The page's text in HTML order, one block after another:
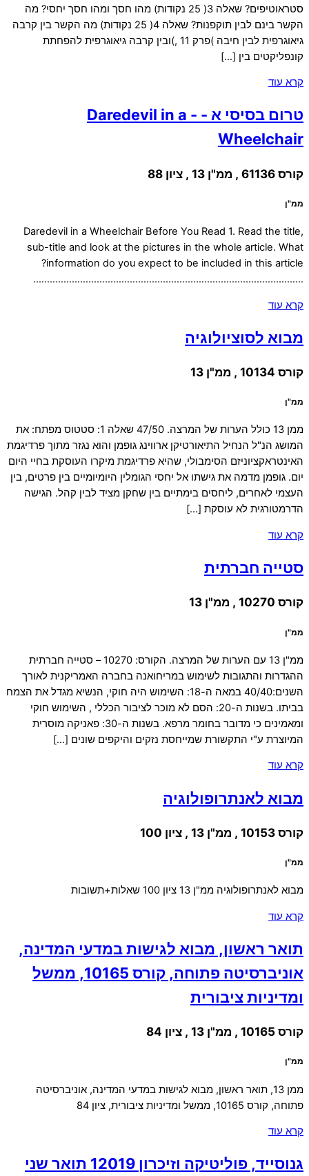
סטראוטיפים? שאלה 3( 25 נקודות) מהו חסך ומהו חסך יחסי? מה
הקשר בינם לבין תוקפנות? שאלה 4( 25 נקודות) מה הקשר בין קרבה
גיאוגרפית לבין חיבה )פרק 11 ,)ובין קרבה גיאוגרפית להפחתת
קונפליקטים בין […]
קרא עוד
טרום בסיסי א - - Daredevil in a
Wheelchair
קורס 61136 , ממ"ן 13 , ציון 88
ממ"ן
Daredevil in a Wheelchair Before You Read 1. Read the title,
sub-title and look at the pictures in the whole article. What
information do you expect to be included in this article?
……………………………………………………………………………………..
קרא עוד
מבוא לסוציולוגיה
קורס 10134 , ממ"ן 13
ממ"ן
ממן 13 כולל הערות של המרצה. 47/50 שאלה 1: סטטוס מפתח: את
המושג הנ"ל הנחיל התיאורטיקן ארווינג גופמן והוא נגזר מתוך פרדיגמת
האינטראקציוניזם הסימבולי, שהיא פרדיגמת מיקרו העוסקת בחיי היום
יום. גופמן מדמה את גישתו אל יחסי הגומלין היומיומיים בין פרטים, בין
העצמי לאחרים, ליחסים בימתיים בין שחקן מציד לבין קהל. הגישה
הדרמטורגית לא עוסקת […]
קרא עוד
סטייה חברתית
קורס 10270 , ממ"ן 13
ממ"ן
ממ"ן 13 עם הערות של המרצה. הקורס: 10270 – סטייה חברתית
ההגדרות והתגובות לשימוש במריחואנה בחברה האמריקנית לאורך
השנים:40/40 במאה ה-18: השימוש היה חוקי, הנשיא מגדל את הצמח
בביתו. בשנות ה-20: הסם לא מוכר לציבור הכללי , השימוש חוקי
ומאמינים כי מדובר בחומר מרפא. בשנות ה-30: פאניקה מוסרית
המיוצרת ע"י התקשורת שמייחסת נזקים והיקפים שונים […]
קרא עוד
מבוא לאנתרופולוגיה
קורס 10153 , ממ"ן 13 , ציון 100
ממ"ן
מבוא לאנתרופולוגיה ממ"ן 13 ציון 100 שאלות+תשובות
קרא עוד
תואר ראשון, מבוא לגישות במדעי המדינה,
אוניברסיטה פתוחה, קורס 10165, ממשל
ומדיניות ציבורית
קורס 10165 , ממ"ן 13 , ציון 84
ממ"ן
ממן 13, תואר ראשון, מבוא לגישות במדעי המדינה, אוניברסיטה
פתוחה, קורס 10165, ממשל ומדיניות ציבורית, ציון 84
קרא עוד
גנוסייד, פוליטיקה וזיכרון 12019 תואר שני